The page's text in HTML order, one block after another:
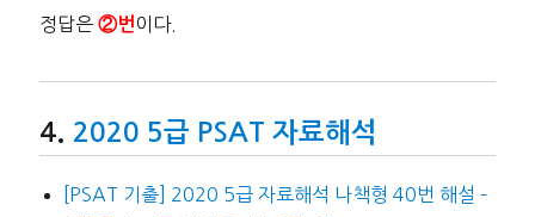
정답은②번 이다.
2020 5급 PSAT 자료해석
[PSAT 기출] 2020 5급 자료해석 나책형 40번 해설 –